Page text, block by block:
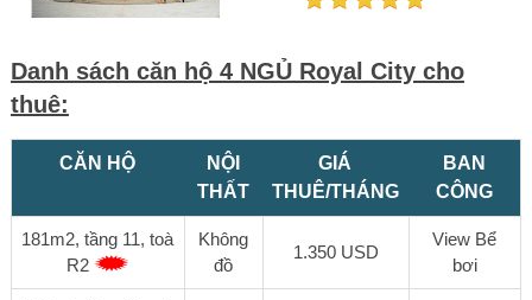
Danh sách căn hộ 4 NGỦ Royal City cho
thuê:
CĂN HỘ
NỘI
THẤT
GIÁ
THUÊ/THÁNG
BAN
CÔNG
181m2, tầng 11, toà
R2
Không
đồ
1.350 USD
View Bể
bơi